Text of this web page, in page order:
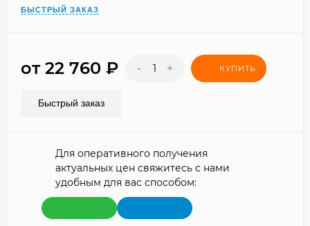
БЫСТРЫЙ ЗАКАЗ
от 22 760 ₽ - + КУПИТЬ
Быстрый заказ
Для оперативного получения
актуальных цен свяжитесь с нами
удобным для вас способом: